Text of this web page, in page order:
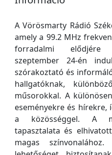
A Vörösmarty Rádió
amely a 99.2 MHz
forradalmi elődjére
szeptember 24-én
szórakoztató és
hallgatóknak,
műsorokkal. A
eseményekre és
a közösséggel. A
tapasztalata és
magas